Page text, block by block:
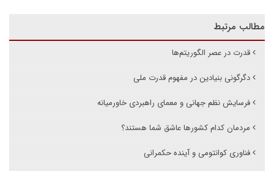
مطالب مرتبط
قدرت در عصر الگوریتم‌ها
دگرگونی بنیادین در مفهوم قدرت ملی
فرسایش نظم جهانی و معمای راهبردی خاورمیانه
مردمان کدام کشورها عاشق شما هستند؟
فناوری کوانتومی و آینده حکمرانی